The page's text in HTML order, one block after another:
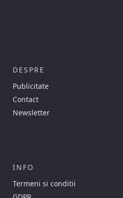
DESPRE
Publicitate
Contact
Newsletter
INFO
Termeni si conditii